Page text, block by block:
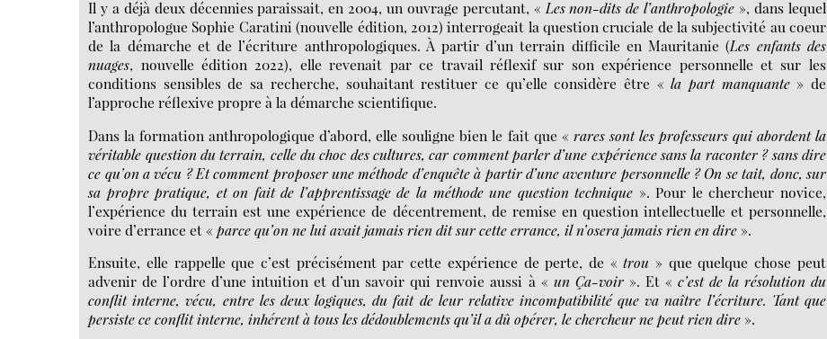
Il y a déjà deux décennies paraissait, en 2004, un ouvrage percutant, « Les non-dits de l’anthropologie », dans lequel
l’anthropologue Sophie Caratini (nouvelle édition, 2012) interrogeait la question cruciale de la subjectivité au coeur
de la démarche et de l’écriture anthropologiques. À partir d’un terrain difficile en Mauritanie (Les enfants des
nuages, nouvelle édition 2022), elle revenait par ce travail réflexif sur son expérience personnelle et sur les
conditions sensibles de sa recherche, souhaitant restituer ce qu’elle considère être «la part manquante» de
l’approche réflexive propre à la démarche scientifique.
Dans la formation anthropologique d’abord, elle souligne bien le fait que « rares sont les professeurs qui abordent la
véritable question du terrain, celle du choc des cultures, car comment parler d’une expérience sans la raconter ? sans dire
ce qu’on a vécu ? Et comment proposer une méthode d’enquête à partir d’une aventure personnelle ? On se tait, donc, sur
sa propre pratique, et on fait de l’apprentissage de la méthode une question technique ». Pour le chercheur novice,
l’expérience du terrain est une expérience de décentrement, de remise en question intellectuelle et personnelle,
voire d’errance et «parce qu’on ne lui avait jamais rien dit sur cette errance, il n’osera jamais rien en dire ».
Ensuite, elle rappelle que c’est précisément par cette expérience de perte, de «trou » que quelque chose peut
advenir de l’ordre d’une intuition et d’un savoir qui renvoie aussi à « un Ça-voir». Et « c’est de la résolution du
conflit interne, vécu, entre les deux logiques, du fait de leur relative incompatibilité que va naître l’écriture. Tant que
persiste ce conflit interne, inhérent à tous les dédoublements qu’il a dû opérer, le chercheur ne peut rien dire ».